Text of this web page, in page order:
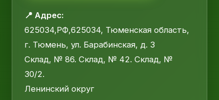
📍 Адрес:
625034,РФ,625034, Тюменская область,
г. Тюмень, ул. Барабинская, д. 3
Склад, № 86. Склад, № 42. Склад, №
30/2.
Ленинский округ